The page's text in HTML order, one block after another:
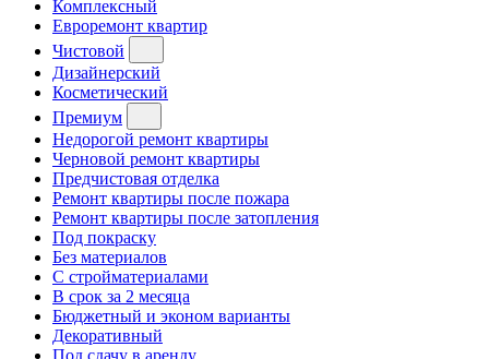
Комплексный
Евроремонт квартир
Чистовой
Дизайнерский
Косметический
Премиум
Недорогой ремонт квартиры
Черновой ремонт квартиры
Предчистовая отделка
Ремонт квартиры после пожара
Ремонт квартиры после затопления
Под покраску
Без материалов
С стройматериалами
В срок за 2 месяца
Бюджетный и эконом варианты
Декоративный
Под сдачу в аренду